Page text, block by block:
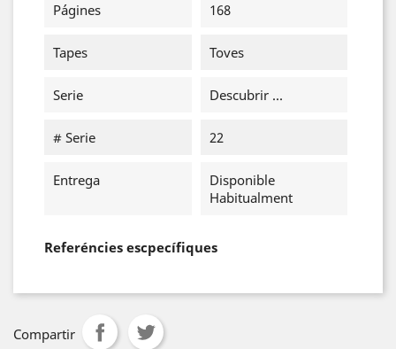
Págines 168
Tapes Toves
Serie Descubrir ...
# Serie 22
Entrega
Disponible
Habitualment
Referéncies escpecífiques
Compartir